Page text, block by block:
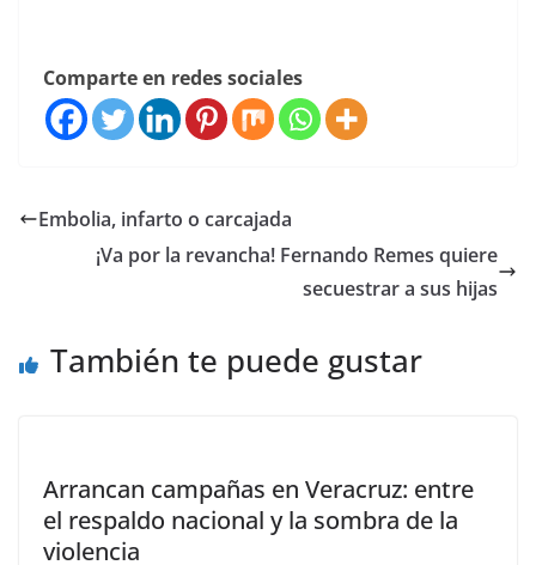
Comparte en redes sociales
Embolia, infarto o carcajada
¡Va por la revancha! Fernando Remes quiere
secuestrar a sus hijas
También te puede gustar
Arrancan campañas en Veracruz: entre
el respaldo nacional y la sombra de la
violencia